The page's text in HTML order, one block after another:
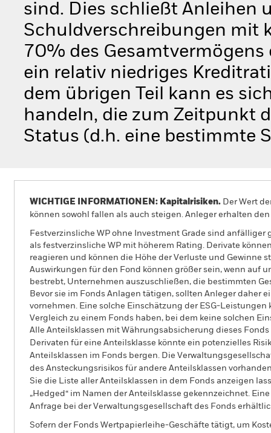
sind. Dies schließt Anleihen
Schuldverschreibungen mit
70% des
ein relativ niedriges
dem übrigen Teil kann es
handeln, die zum Zeitpunkt
Status (d.h. eine bestimmte
WICHTIGE INFORMATIONEN: Kapitalrisiken. Der Wert
können sowohl fallen als auch steigen. Anleger erhalten
Festverzinsliche WP ohne Investment Grade sind
als festverzinsliche WP mit höherem Rating. Derivate
reagieren und können die Höhe der Verluste und Gewinne
Auswirkungen für den Fond können größer sein, wenn auf
bestrebt, Unternehmen auszuschließen, die bestimmten
Bevor sie im Fonds Anlagen tätigen, sollten Anleger daher
vornehmen. Eine solche Einschätzung der ESG-
Vergleich zu einem Fonds haben, bei dem keine solchen
Alle Anteilsklassen mit Währungsabsicherung dieses
Derivaten für eine Anteilsklasse könnte ein potenzielles
Anteilsklassen im Fonds bergen. Die
des Ansteckungsrisikos für andere Anteilsklassen
Sie die Liste aller Anteilsklassen in dem Fonds anzeigen
„Hedged“ im Namen der Anteilsklasse gekennzeichnet.
Anfrage bei der Verwaltungsgesellschaft des Fonds
Sofern der Fonds Wertpapierleihe-Geschäfte tätigt, um